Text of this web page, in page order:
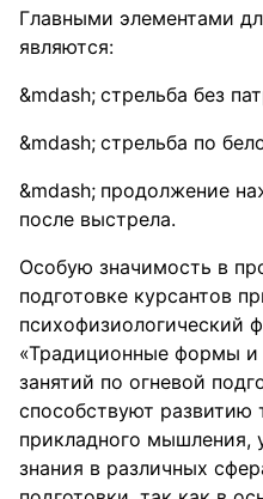
Главными элементами
являются:
стрельба без
стрельба по
продолжение
после выстрела.
Особую значимость в
подготовке курсантов
психофизиологический
«Традиционные формы
занятий по огневой
способствуют развитию
прикладного мышления,
знания в различных